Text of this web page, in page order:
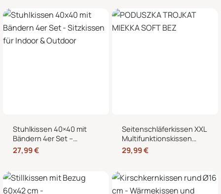
Stillzeit
Lagerungskissen ca.
60×42 cm
Stuhlkissen 40×40 mit
Bändern 4er Set –
Sitzkissen für Indoor &
Outdoor
27,99€
Seitenschläferkissen XXL
Multifunktionskissen
Stillkissen – Lesekissen
für Bett und Sofa, weich
29,99€